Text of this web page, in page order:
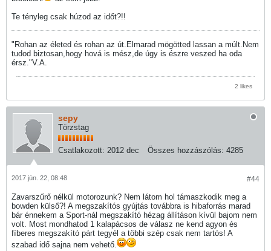
Te tényleg csak húzod az időt?!!
"Rohan az életed és rohan az út.Elmarad mögötted lassan a múlt.Nem
tudod biztosan,hogy hová is mész,de úgy is észre veszed ha oda
érsz."V.A.
2 likes
sepy
Törzstag
Csatlakozott: 2012 dec Összes hozzászólás: 4285
#44
2017 jún. 22, 08:48
Zavarszűrő nélkül motorozunk? Nem látom hol támaszkodik meg a
bowden külső?! A megszakítós gyújtás továbbra is hibaforrás marad
bár énnekem a Sport-nál megszakító hézag állításon kívül bajom nem
volt. Most mondhatod 1 kalapácsos de válasz ne kend agyon és
fíberes megszakító párt tegyél a többi szép csak nem tartós! A
szabad idő sajna nem vehető.